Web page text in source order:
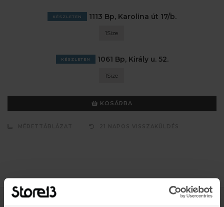
KÉSZLETEN 1113 Bp, Karolina út 17/b.
1Size
KÉSZLETEN 1061 Bp, Király u. 52.
1Size
KOSÁRBA